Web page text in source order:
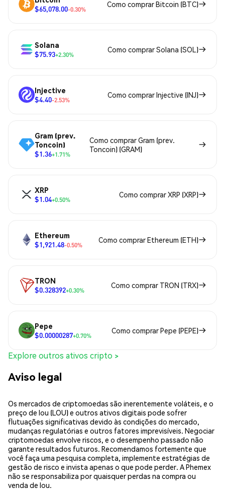
$65,078.00-0.30%
Como comprar Bitcoin (BTC)
Solana
$75.93+2.30%
Como comprar Solana (SOL)
Injective
$4.40-2.53%
Como comprar Injective (INJ)
Gram (prev.
Toncoin)
$1.36+1.71%
Como comprar Gram (prev.
Toncoin) (GRAM)
XRP
$1.04+0.50%
Como comprar XRP (XRP)
Ethereum
$1,921.48-0.50%
Como comprar Ethereum (ETH)
TRON
$0.328392+0.30%
Como comprar TRON (TRX)
Pepe
$0.00000287+0.70%
Como comprar Pepe (PEPE)
Explore outros ativos cripto >
Aviso legal
Os mercados de criptomoedas são inerentemente voláteis, e o
preço de lou (LOU) e outros ativos digitais pode sofrer
flutuações significativas devido às condições do mercado,
mudanças regulatórias e outros fatores imprevisíveis. Negociar
criptomoedas envolve riscos, e o desempenho passado não
garante resultados futuros. Recomendamos fortemente que
você faça uma pesquisa completa, implemente estratégias de
gestão de risco e invista apenas o que pode perder. A Phemex
não se responsabiliza por quaisquer perdas na compra ou
venda de lou.